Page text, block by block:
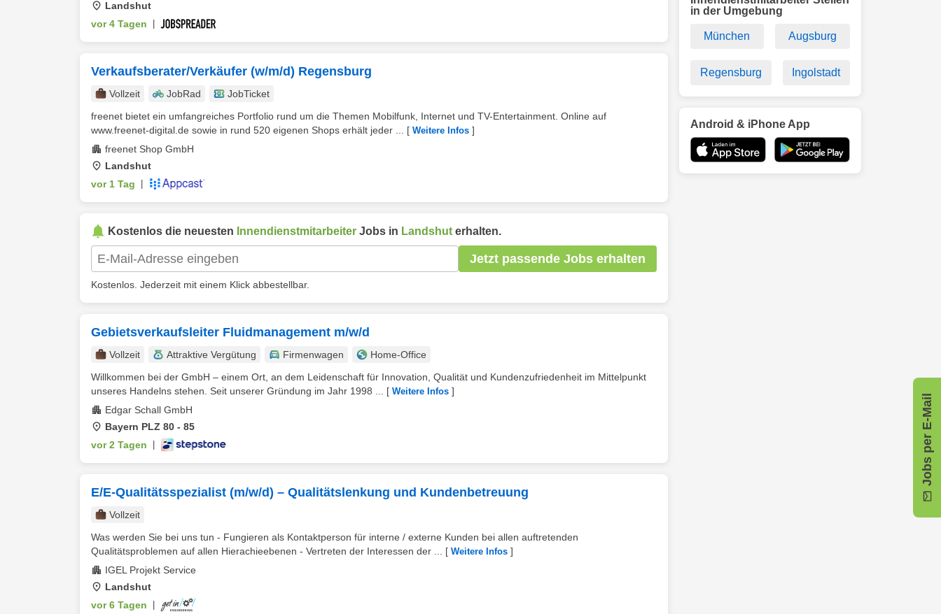
Landshut
vor 4 Tagen
Verkaufsberater/Verkäufer (w/m/d) Regensburg
Vollzeit JobRad
JobTicket
freenet bietet ein umfangreiches Portfolio rund um die Themen Mobilfunk, Internet und TV-Entertainment. Online auf
www.freenet-digital.de sowie in rund 520 eigenen Shops erhält jeder ...
[ Weitere Infos ]
freenet Shop GmbH
Landshut
vor 1 Tag
Kostenlos die neuesten Innendienstmitarbeiter Jobs in Landshut erhalten.
Jetzt passende Jobs erhalten
Kostenlos. Jederzeit mit einem Klick abbestellbar.
Gebietsverkaufsleiter Fluidmanagement m/w/d
Vollzeit Attraktive Vergütung Firmenwagen
Home-Office
Willkommen bei der GmbH – einem Ort, an dem Leidenschaft für Innovation, Qualität und Kundenzufriedenheit im Mittelpunkt
unseres Handelns stehen. Seit unserer Gründung im Jahr 1998 ...
[ Weitere Infos ]
Edgar Schall GmbH
Bayern PLZ 80 - 85
vor 2 Tagen
E/E-Qualitätsspezialist (m/w/d) – Qualitätslenkung und Kundenbetreuung
Vollzeit
Was werden Sie bei uns tun - Fungieren als Kontaktperson für interne / externe Kunden bei allen auftretenden
Qualitätsproblemen auf allen Hierachieebenen - Vertreten der Interessen der ...
[ Weitere Infos ]
IGEL Projekt Service
Landshut
vor 6 Tagen
Jobs per E-Mail
in der Umgebung
München Augsburg
Regensburg Ingolstadt
Android & iPhone App